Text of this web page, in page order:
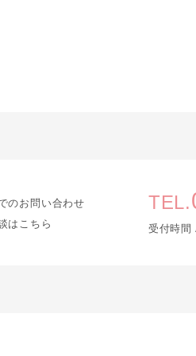
のお問い合わせ
はこちら
TEL.
受付時